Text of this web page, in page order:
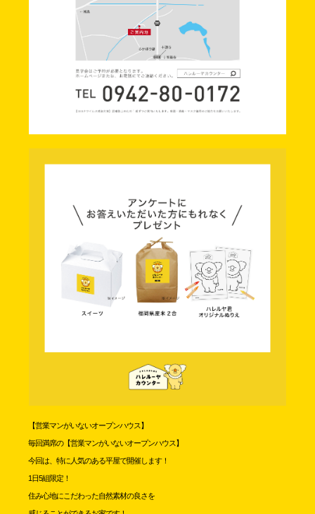
【営業マンがいないオープンハウス】
毎回満席の【営業マンがいないオープンハウス】
今回は、特に人気のある平屋で開催します！
1日5組限定！
住み心地にこだわった自然素材の良さを